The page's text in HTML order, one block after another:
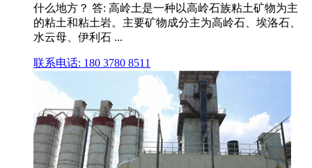
什么地方？ 答: 高岭土是一种以高岭石族粘土矿物为主
的粘土和粘土岩。主要矿物成分主为高岭石、埃洛石、
水云母、伊利石 ...
联系电话: 180 3780 8511